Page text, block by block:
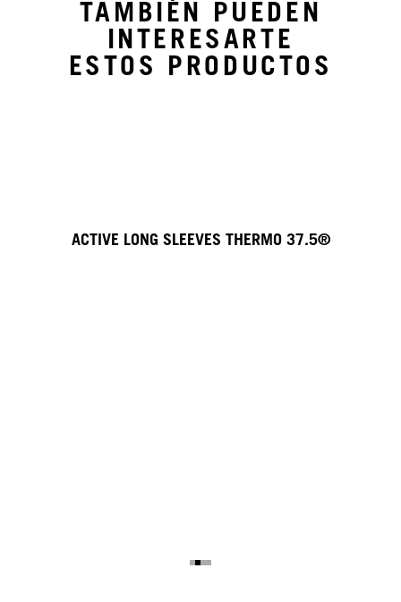
TAMBIÉN PUEDEN
INTERESARTE
ESTOS PRODUCTOS
ACTIVE LONG SLEEVES THERMO 37.5®